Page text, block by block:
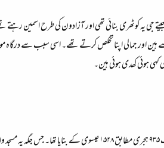
سے ہین اور جمالی اپنا تخلص کرتے تھے۔ اسی سبب سے درگاہ
ہوئی کھدی ہوئی ہین۔​
مولانا جمالی کی درگاہ کے پاس یہ مسجد ہے بہت بڑی اور نہایت شان دار چونے اور پتھر سے بنی ہوئی اس مسجد کو بھی مولانا جمالی نے اپنے جیتے جی قریب ۹۳۵ ہجری